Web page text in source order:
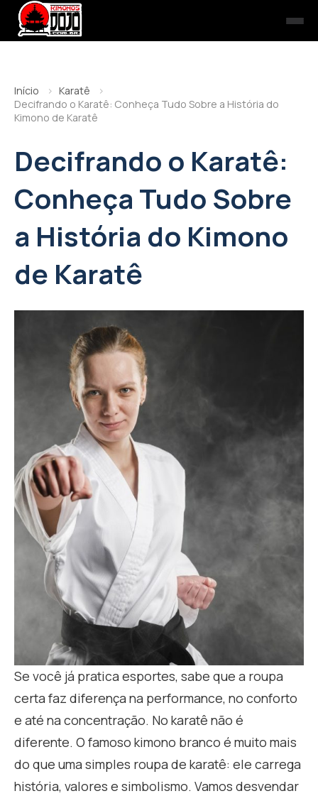
Início
Karatê
Decifrando o Karatê: Conheça Tudo Sobre a História do
Kimono de Karatê
Decifrando o Karatê:
Conheça Tudo Sobre
a História do Kimono
de Karatê
Se você já pratica esportes, sabe que a roupa
certa faz diferença na performance, no conforto
e até na concentração. No karatê não é
diferente. O famoso kimono branco é muito mais
do que uma simples roupa de karatê: ele carrega
história, valores e simbolismo. Vamos desvendar